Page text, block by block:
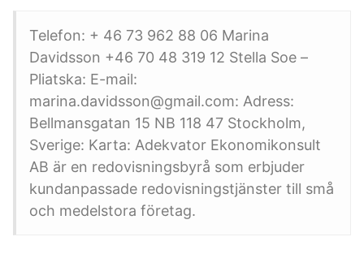
Telefon: + 46 73 962 88 06 Marina
Davidsson +46 70 48 319 12 Stella Soe –
Pliatska: E-mail:
marina.davidsson@gmail.com: Adress:
Bellmansgatan 15 NB 118 47 Stockholm,
Sverige: Karta: Adekvator Ekonomikonsult
AB är en redovisningsbyrå som erbjuder
kundanpassade redovisningstjänster till små
och medelstora företag.